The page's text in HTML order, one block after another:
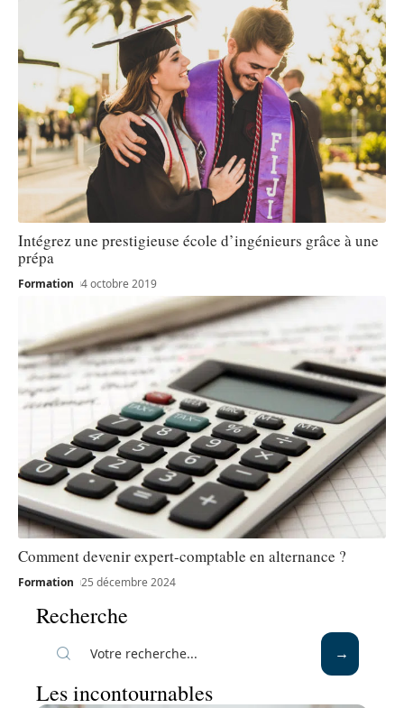
Intégrez une prestigieuse école d’ingénieurs grâce à une
prépa
Formation 4 octobre 2019
Comment devenir expert-comptable en alternance ?
Formation 25 décembre 2024
Recherche
Les incontournables